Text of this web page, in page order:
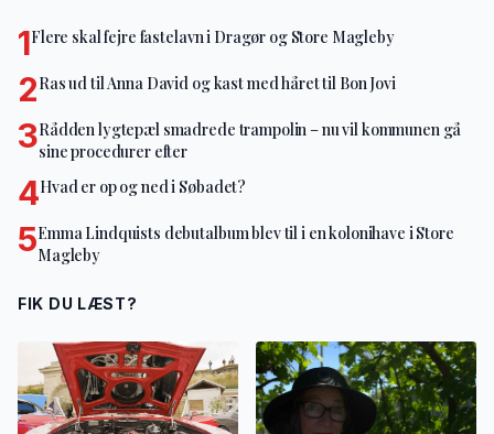
1Flere skal fejre fastelavn i Dragør og Store Magleby
2Ras ud til Anna David og kast med håret til Bon Jovi
3Rådden lygtepæl smadrede trampolin – nu vil kommunen gå
sine procedurer efter
4Hvad er op og ned i Søbadet?
5Emma Lindquists debutalbum blev til i en kolonihave i Store
Magleby
FIK DU LÆST?